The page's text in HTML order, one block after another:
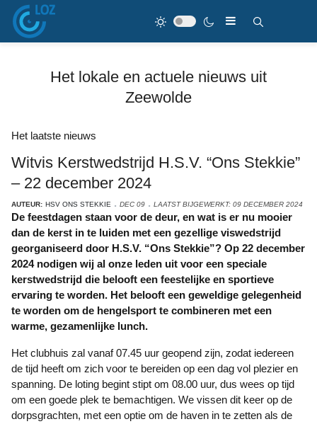
Het lokale en actuele nieuws uit
Zeewolde
Het laatste nieuws
Witvis Kerstwedstrijd H.S.V. “Ons Stekkie”
– 22 december 2024
AUTEUR: HSV ONS STEKKIE DEC 09 LAATST BIJGEWERKT: 09 DECEMBER 2024
De feestdagen staan voor de deur, en wat is er nu mooier
dan de kerst in te luiden met een gezellige viswedstrijd
georganiseerd door H.S.V. “Ons Stekkie”? Op 22 december
2024 nodigen wij al onze leden uit voor een speciale
kerstwedstrijd die belooft een feestelijke en sportieve
ervaring te worden. Het belooft een geweldige gelegenheid
te worden om de hengelsport te combineren met een
warme, gezamenlijke lunch.
Het clubhuis zal vanaf 07.45 uur geopend zijn, zodat iedereen
de tijd heeft om zich voor te bereiden op een dag vol plezier en
spanning. De loting begint stipt om 08.00 uur, dus wees op tijd
om een goede plek te bemachtigen. We vissen dit keer op de
dorpsgrachten, met een optie om de haven in te zetten als de